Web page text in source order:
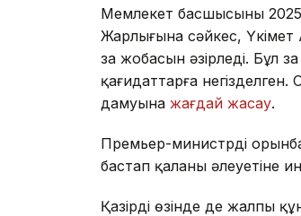
Мемлекет басшысының
Жарлығына сәйкес, Үкімет
заң жобасын әзірледі. Бұл
қағидаттарға
дамуына жағдай жасау.
Премьер-министрдің
бастап қаланың әлеуетіне
Қазірдің өзінде де жалпы